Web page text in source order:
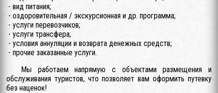
- вид питания;
- оздоровительная / экскурсионная и др. программа;
- услуги перевозчиков;
- услуги трансфера;
- условия аннуляции и возврата денежных средств;
- прочие заказанные услуги.
Мы работаем напрямую с объектами размещения и
обслуживания туристов, что позволяет вам оформить путевку
без наценок!